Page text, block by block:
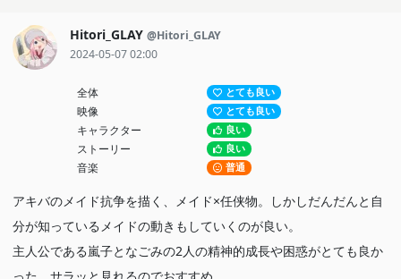
Hitori_GLAY @Hitori_GLAY
2024-05-07 02:00
全体 とても良い
映像 とても良い
キャラクター 良い
ストーリー 良い
音楽 普通
アキバのメイド抗争を描く、メイド×任侠物。しかしだんだんと自
分が知っているメイドの動きもしていくのが良い。
主人公である嵐子となごみの2人の精神的成長や困惑がとても良か
った。サラッと見れるのでおすすめ。